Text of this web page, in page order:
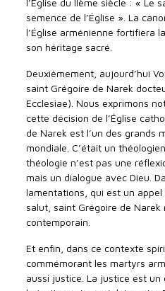
l’Église du IIème siècle : « Le
semence de l’Église ». La
l’Église arménienne fortifiera
son héritage sacré.
Deuxièmement, aujourd’hui
saint Grégoire de Narek
Ecclesiae). Nous exprimons
cette décision de l’Église
de Narek est l’un des grands
mondiale. C’était un
théologie n’est pas une
mais un dialogue avec Dieu.
lamentations, qui est un
salut, saint Grégoire de
contemporain.
Et enfin, dans ce contexte
commémorant les martyrs
aussi justice. La justice est